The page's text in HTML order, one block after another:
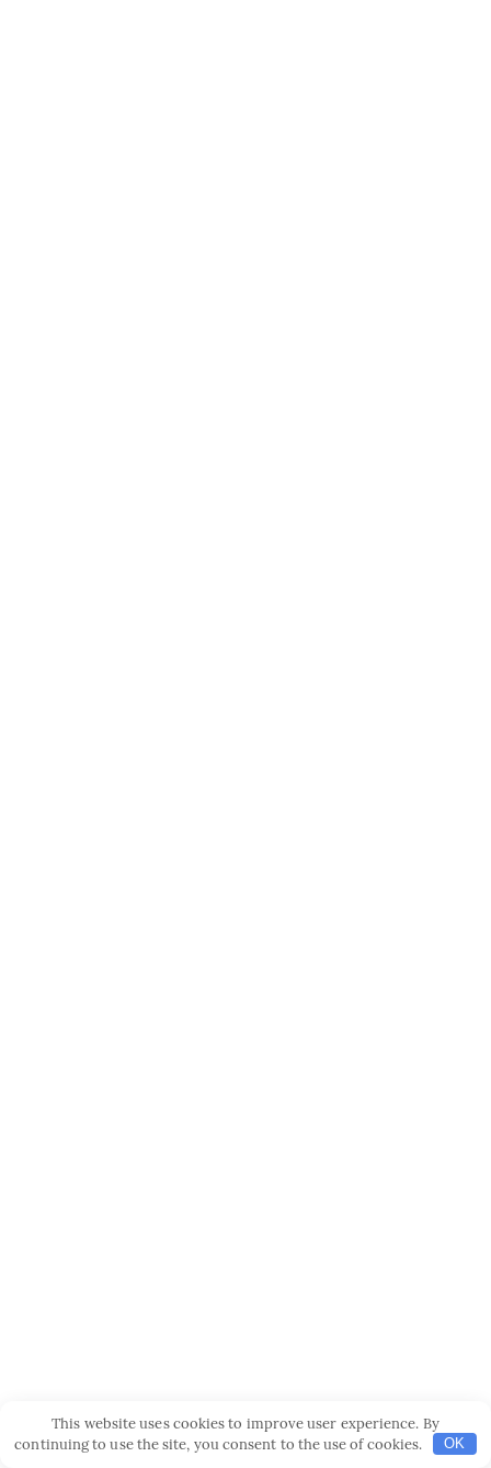
This website uses cookies to improve user experience. By
continuing to use the site, you consent to the use of cookies.
OK